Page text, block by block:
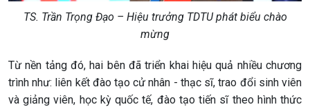
TS. Trần Trọng Đạo – Hiệu trưởng TDTU phát biểu chào
mừng
Từ nền tảng đó, hai bên đã triển khai hiệu quả nhiều chương
trình như: liên kết đào tạo cử nhân - thạc sĩ, trao đổi sinh viên
và giảng viên, học kỳ quốc tế, đào tạo tiến sĩ theo hình thức